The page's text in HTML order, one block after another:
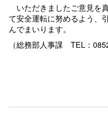
いただきましたご意見を
て安全運転に努めるよう、
んでまいります。
（総務部人事課 TEL：